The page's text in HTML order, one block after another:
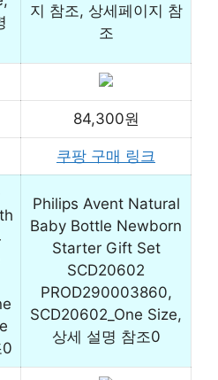
지 참조, 상세페이지 참
조
84,300원
쿠팡 구매 링크
0
Philips Avent Natural
Baby Bottle Newborn
Starter Gift Set
SCD20602
PROD290003860,
SCD20602_One Size,
상세 설명 참조0